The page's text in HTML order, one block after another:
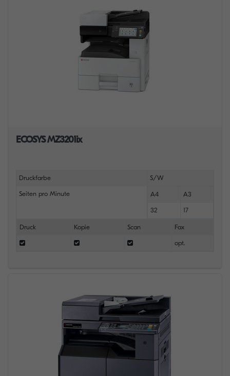
ECOSYS MZ3201ix
Druckfarbe S/W
Seiten pro Minute A4 A3
32 17
Druck Kopie Scan Fax
opt.